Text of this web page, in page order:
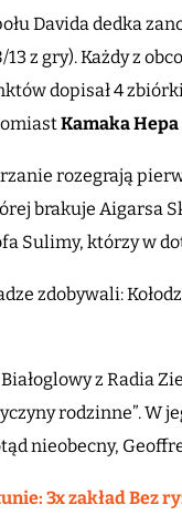
Davida dedka
13 z gry). Każdy z
dopisał 4
Kamaka Hepa
rozegrają
brakuje Aigarsa
Sulimy, którzy w
zdobywali:
z Radia
rodzinne”. W
nieobecny,
3x zakład Bez